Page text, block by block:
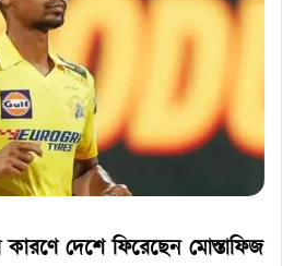
দেশে ফিরেছেন মোস্তাফিজ